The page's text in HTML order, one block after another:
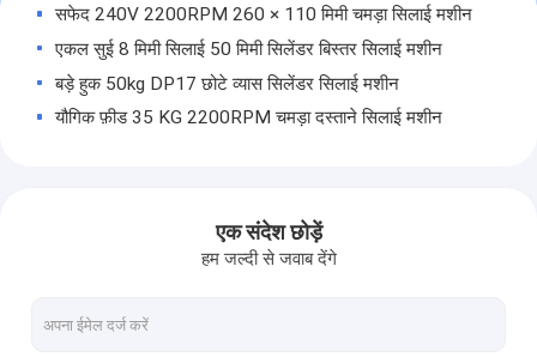
सिलाई मशीन पुर्जों
सफेद 240V 2200RPM 260 × 110 मिमी चमड़ा सिलाई मशीन
एकल सुई 8 मिमी सिलाई 50 मिमी सिलेंडर बिस्तर सिलाई मशीन
बड़े हुक 50kg DP17 छोटे व्यास सिलेंडर सिलाई मशीन
यौगिक फ़ीड 35 KG 2200RPM चमड़ा दस्ताने सिलाई मशीन
8 मिमी सिलाई 2200RPM यौगिक फ़ीड सिलाई मशीन
260 × 110 मिमी कंप्यूटर डायरेक्ट ड्राइव 50 KG चमड़ा सिलाई मशीन
मैनुअल स्नेहन 1000 मिमी × 110 मिमी लंबी शाखा चमड़े की सिलाई मशीन
एक संदेश छोड़ें
हम जल्दी से जवाब देंगे